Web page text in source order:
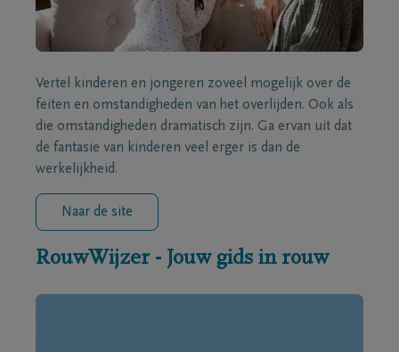
Vertel kinderen en jongeren zoveel mogelijk over de
feiten en omstandigheden van het overlijden. Ook als
die omstandigheden dramatisch zijn. Ga ervan uit dat
de fantasie van kinderen veel erger is dan de
werkelijkheid.
Naar de site
RouwWijzer - Jouw gids in rouw